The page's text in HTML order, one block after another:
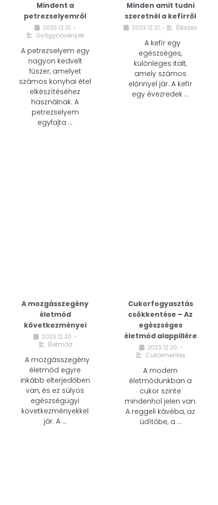
Mindent a
petrezselyemről
2023.12.21. •
Gyógynövények
A petrezselyem egy
nagyon kedvelt
fűszer, amelyet
számos konyhai étel
elkészítéséhez
használnak. A
petrezselyem
egyfajta …
Minden amit tudni
szeretnél a kefírről
2023.12.21. • Étkezés
A kefír egy
egészséges,
különleges italt,
amely számos
előnnyel jár. A kefír
egy évezredek …
A mozgásszegény
életmód
következményei
2023.12.20. •
Életmód
A mozgásszegény
életmód egyre
inkább elterjedőben
van, és ez súlyos
egészségügyi
következményekkel
jár. A …
Cukorfogyasztás
csökkentése – Az
egészséges
életmód alappillére
2023.12.20. •
Cukormentes
A modern
életmódunkban a
cukor szinte
mindenhol jelen van.
A reggeli kávéba, az
üdítőbe, a …